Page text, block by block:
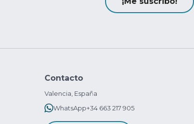
Contacto
Valencia, España
WhatsApp+34 663 217 905